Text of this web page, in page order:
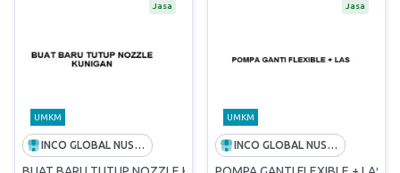
Jasa
UMKM
INCO GLOBAL NUSANTARA
Jasa
UMKM
INCO GLOBAL NUSANTARA